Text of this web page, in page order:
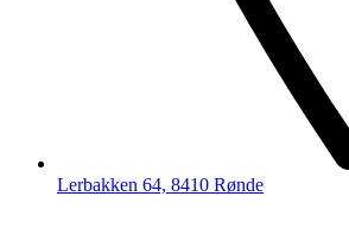
Lerbakken 64, 8410 Rønde